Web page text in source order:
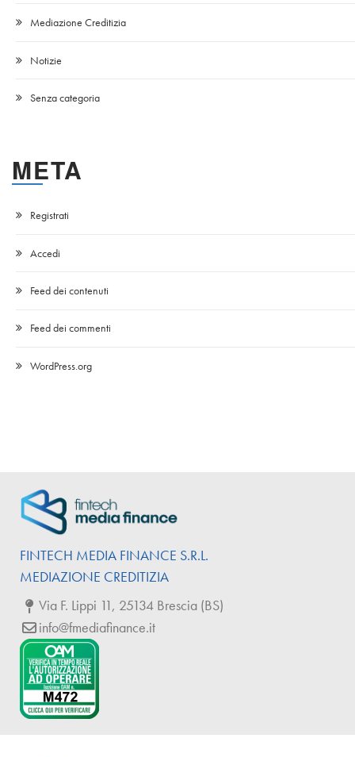
Mediazione Creditizia
Notizie
Senza categoria
META
Registrati
Accedi
Feed dei contenuti
Feed dei commenti
WordPress.org
FINTECH MEDIA FINANCE S.R.L.
MEDIAZIONE CREDITIZIA
Via F. Lippi 11, 25134 Brescia (BS)
info@fmediafinance.it